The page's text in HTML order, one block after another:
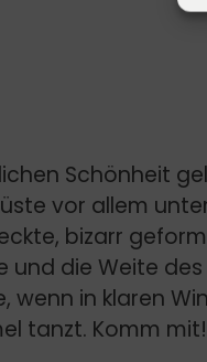
Schönheit
vor allem
bizarr
und die Weite
wenn in klaren
tanzt. Komm mit!